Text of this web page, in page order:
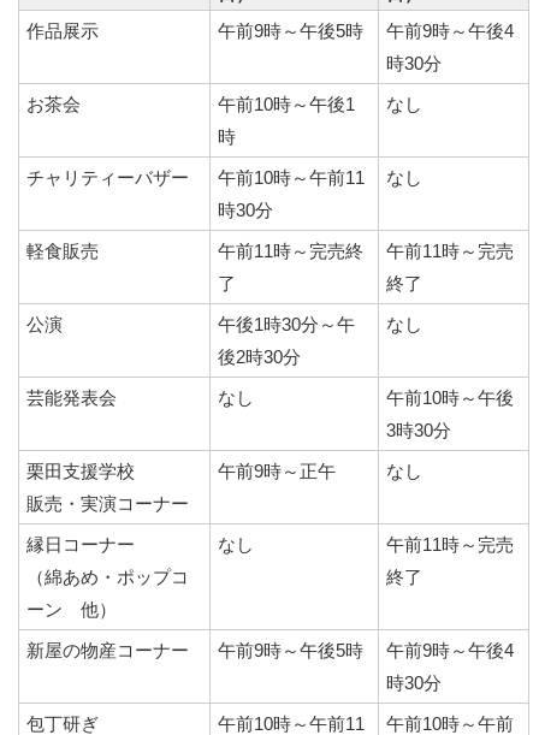
作品展示
午前9時～午後5時
午前9時～午後4
時30分
お茶会
午前10時～午後1
時
なし
チャリティーバザー
午前10時～午前11
時30分
なし
軽食販売
午前11時～完売終
了
午前11時～完売
終了
公演
午後1時30分～午
後2時30分
なし
芸能発表会 なし
午前10時～午後
3時30分
栗田支援学校
販売・実演コーナー
午前9時～正午 なし
縁日コーナー
（綿あめ・ポップコ
ーン 他）
なし
午前11時～完売
終了
新屋の物産コーナー 午前9時～午後5時
午前9時～午後4
時30分
包丁研ぎ
午前10時～午前11
午前10時～午前